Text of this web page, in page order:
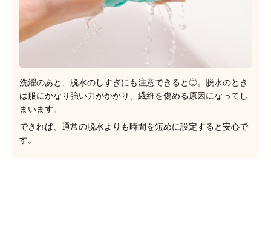
洗濯のあと、脱水のしすぎにも注意できると◎。脱水のとき
は服にかなり強い力がかかり、繊維を傷める原因になってし
まいます。
できれば、通常の脱水よりも時間を短めに設定すると安心で
す。